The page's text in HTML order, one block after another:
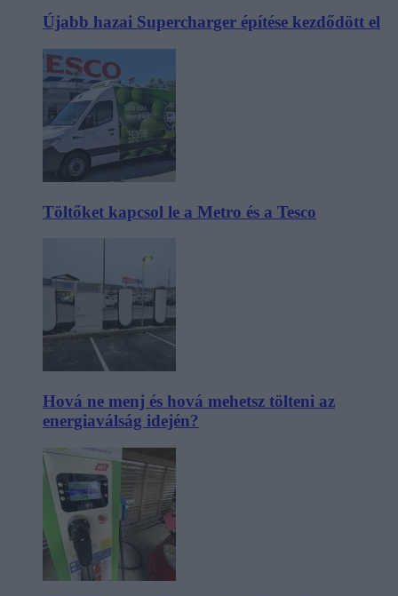
Újabb hazai Supercharger építése kezdődött el
Töltőket kapcsol le a Metro és a Tesco
Hová ne menj és hová mehetsz tölteni az
energiaválság idején?